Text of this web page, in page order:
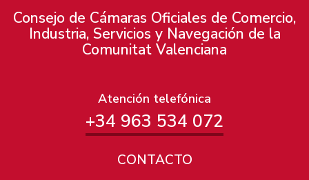
Consejo de Cámaras Oficiales de Comercio,
Industria, Servicios y Navegación de la
Comunitat Valenciana
Atención telefónica
+34 963 534 072
CONTACTO